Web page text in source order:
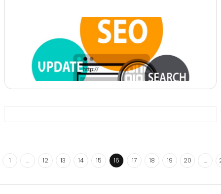
1 … 12 13 14 15 16 17 18 19 20 …